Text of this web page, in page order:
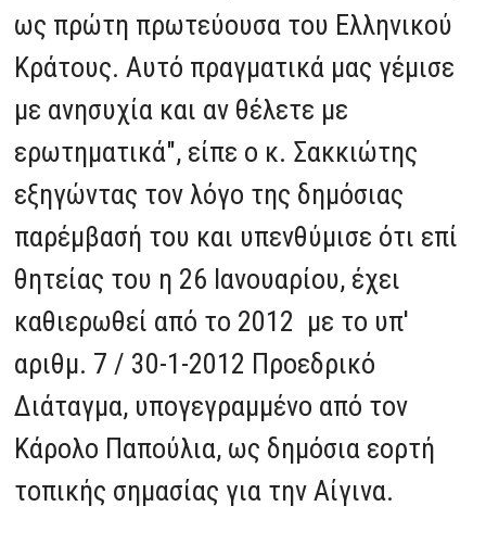
ως πρώτη πρωτεύουσα του Ελληνικού
Κράτους. Αυτό πραγματικά μας γέμισε
με ανησυχία και αν θέλετε με
ερωτηματικά", είπε ο κ. Σακκιώτης
εξηγώντας τον λόγο της δημόσιας
παρέμβασή του και υπενθύμισε ότι επί
θητείας του η 26 Ιανουαρίου, έχει
καθιερωθεί από το 2012 με το υπ'
αριθμ. 7 / 30-1-2012 Προεδρικό
Διάταγμα, υπογεγραμμένο από τον
Κάρολο Παπούλια, ως δημόσια εορτή
τοπικής σημασίας για την Αίγινα.